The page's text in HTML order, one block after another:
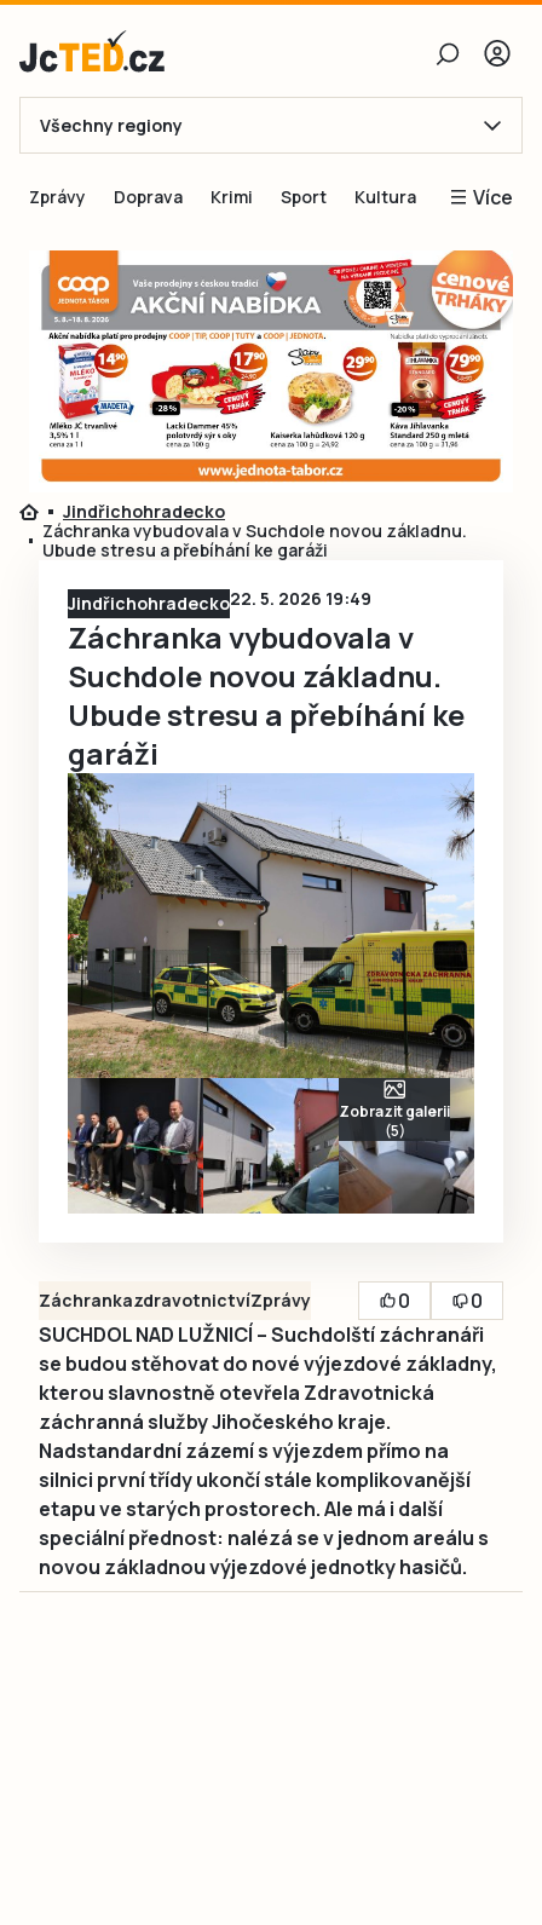
E-mail
Obnovit heslo
Přihlásit se
Přihlásit se přes Facebook
Ještě nemám účet, chci seRegistrovat
Všechny regiony
Zprávy Doprava Krimi Sport Kultura Více
Inspirace
Čtenáři píší
Speciální přílohy
Inzerce
Jindřichohradecko
Záchranka vybudovala v Suchdole novou základnu.
Ubude stresu a přebíhání ke garáži
Jindřichohradecko22. 5. 2026 19:49
Záchranka vybudovala v
Suchdole novou základnu.
Ubude stresu a přebíhání ke
garáži
Zobrazit galerii
(5)
ZáchrankazdravotnictvíZprávy 0
0
SUCHDOL NAD LUŽNICÍ – Suchdolští záchranáři
se budou stěhovat do nové výjezdové základny,
kterou slavnostně otevřela Zdravotnická
záchranná služby Jihočeského kraje.
Nadstandardní zázemí s výjezdem přímo na
silnici první třídy ukončí stále komplikovanější
etapu ve starých prostorech. Ale má i další
speciální přednost: nalézá se v jednom areálu s
novou základnou výjezdové jednotky hasičů.